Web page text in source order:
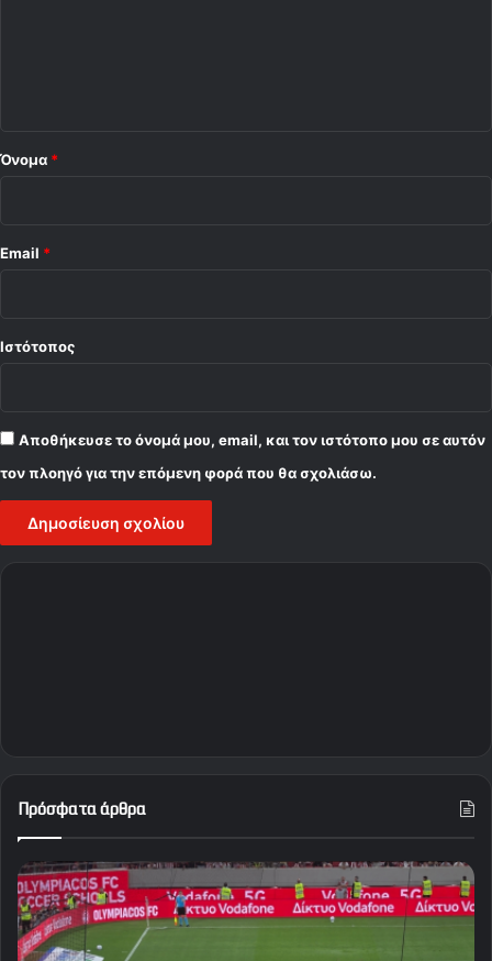
Όνομα *
Email *
Ιστότοπος
Αποθήκευσε το όνομά μου, email, και τον ιστότοπο μου σε αυτόν
τον πλοηγό για την επόμενη φορά που θα σχολιάσω.
Πρόσφατα άρθρα